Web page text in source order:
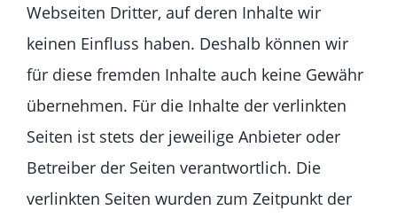
Webseiten Dritter, auf deren Inhalte wir
keinen Einfluss haben. Deshalb können wir
für diese fremden Inhalte auch keine Gewähr
übernehmen. Für die Inhalte der verlinkten
Seiten ist stets der jeweilige Anbieter oder
Betreiber der Seiten verantwortlich. Die
verlinkten Seiten wurden zum Zeitpunkt der